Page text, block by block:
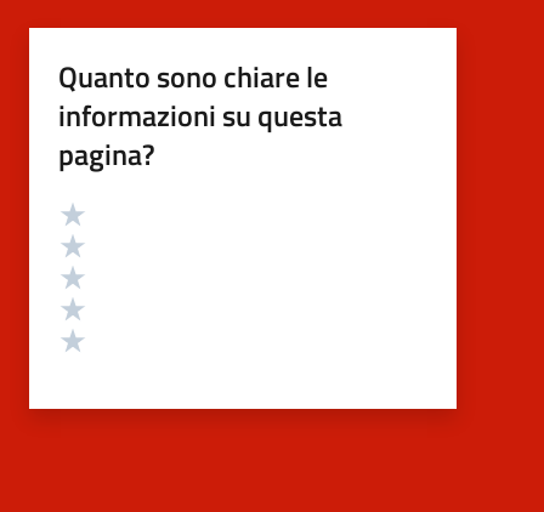
Quanto sono chiare le
informazioni su questa
pagina?
Valutazione